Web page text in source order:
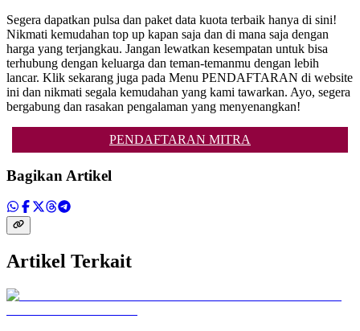
Segera dapatkan pulsa dan paket data kuota terbaik hanya di sini!
Nikmati kemudahan top up kapan saja dan di mana saja dengan
harga yang terjangkau. Jangan lewatkan kesempatan untuk bisa
terhubung dengan keluarga dan teman-temanmu dengan lebih
lancar. Klik sekarang juga pada Menu PENDAFTARAN di website
ini dan nikmati segala kemudahan yang kami tawarkan. Ayo, segera
bergabung dan rasakan pengalaman yang menyenangkan!
PENDAFTARAN MITRA
Bagikan Artikel
Artikel Terkait